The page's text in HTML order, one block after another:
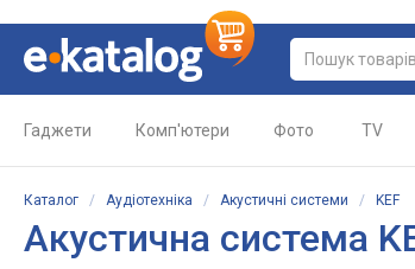
Гаджети Комп'ютери Фото TV
Каталог / Аудіотехніка / Акустичні системи / KEF
Акустична система